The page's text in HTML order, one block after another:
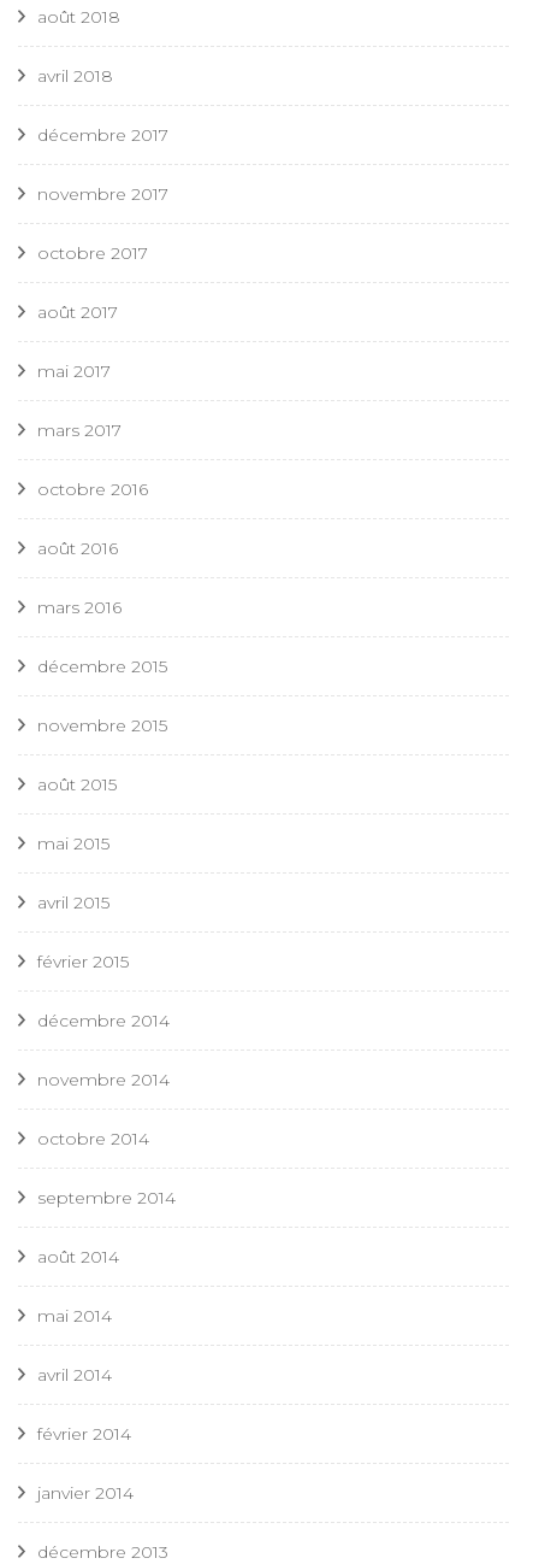
août 2018
avril 2018
décembre 2017
novembre 2017
octobre 2017
août 2017
mai 2017
mars 2017
octobre 2016
août 2016
mars 2016
décembre 2015
novembre 2015
août 2015
mai 2015
avril 2015
février 2015
décembre 2014
novembre 2014
octobre 2014
septembre 2014
août 2014
mai 2014
avril 2014
février 2014
janvier 2014
décembre 2013